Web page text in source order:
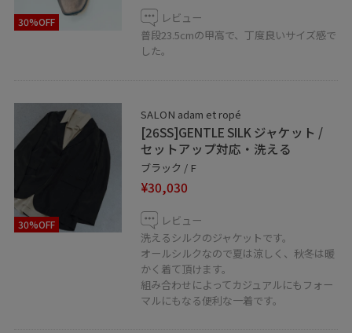
※商品のカラーは詳細画像の色味をご参照ください。
JUNアプリのお気に入りのコーディネートや、
ご覧いただきやすくなります！
ぜひ、フォローやお気に入りお願いします♡
LINEでのお問い合わせを開始致しました！
アトレ吉祥寺店スタッフへのご相談は
【友達追加】をタップしてください。
お気軽にお問合せくださいませ☺︎
30%OFF
レビュー
普段23.5cmの甲高で、丁度良いサイズ感で
した。
30%OFF
SALON adam et ropé
[26SS]GENTLE SILK ジャケット /
セットアップ対応・洗える
ブラック / F
¥30,030
レビュー
洗えるシルクのジャケットです。
オールシルクなので夏は涼しく、秋冬は暖
かく着て頂けます。
組み合わせによってカジュアルにもフォー
マルにもなる便利な一着です。